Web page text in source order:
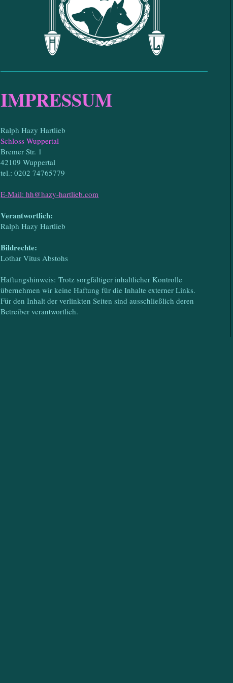
IMPRESSUM
Ralph Hazy Hartlieb
Schloss Wuppertal
Bremer Str. 1
42109 Wuppertal
tel.: 0202 74765779
E-Mail: hh@hazy-hartlieb.com
Verantwortlich:
Ralph Hazy Hartlieb
Bildrechte:
Lothar Vitus Abstohs
Haftungshinweis: Trotz sorgfältiger inhaltlicher Kontrolle
übernehmen wir keine Haftung für die Inhalte externer Links.
Für den Inhalt der verlinkten Seiten sind ausschließlich deren
Betreiber verantwortlich.